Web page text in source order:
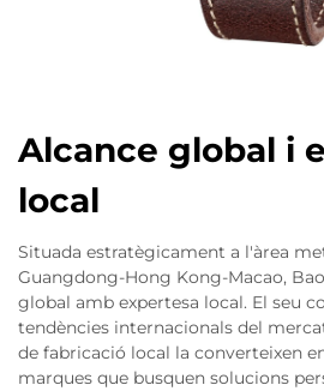
Alcance global i
local
Situada estratègicament a l'àrea
Guangdong-Hong Kong-Macao,
global amb expertesa local. El seu
tendències internacionals del
de fabricació local la converteixen
marques que busquen solucions